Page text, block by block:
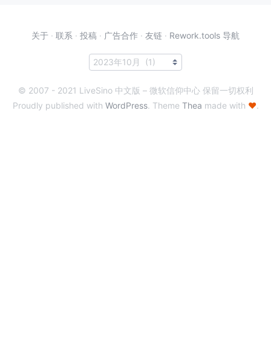
关于 · 联系 · 投稿 · 广告合作 · 友链 · Rework.tools 导航
© 2007 - 2021 LiveSino 中文版 – 微软信仰中心 保留一切权利
Proudly published with WordPress. Theme Thea made with ♥.